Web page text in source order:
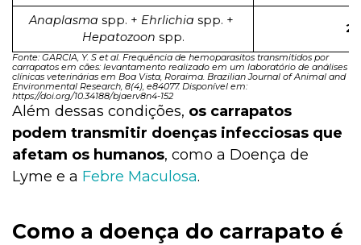
Anaplasma spp. + Ehrlichia spp. +
Hepatozoon spp.
2
Fonte: GARCIA, Y. S et al. Frequência de hemoparasitos transmitidos por
carrapatos em cães: levantamento realizado em um laboratório de análises
clínicas veterinárias em Boa Vista, Roraima. Brazilian Journal of Animal and
Environmental Research, 8(4), e84077. Disponível em:
https://doi.org/10.34188/bjaerv8n4-152
Além dessas condições, os carrapatos
podem transmitir doenças infecciosas que
afetam os humanos, como a Doença de
Lyme e a Febre Maculosa.
Como a doença do carrapato é